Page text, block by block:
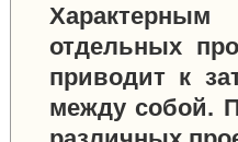
отдельных
приводит к
между собой.